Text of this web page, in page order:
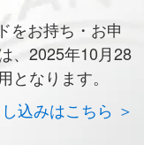
をお持ち・お申
、2025年10月28
となります。
込みはこちら ＞